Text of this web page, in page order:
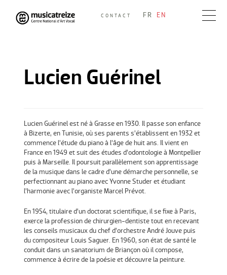
Skip
to
CONTACT FR EN
Lucien Guérinel
Lucien Guérinel est né à Grasse en 1930. Il passe son enfance
à Bizerte, en Tunisie, où ses parents s’établissent en 1932 et
commence l’étude du piano à l’âge de huit ans. Il vient en
France en 1949 et suit des études d’odontologie à Montpellier
puis à Marseille. Il poursuit parallèlement son apprentissage
de la musique dans le cadre d’une démarche personnelle, se
perfectionnant au piano avec Yvonne Studer et étudiant
l’harmonie avec l’organiste Marcel Prévot.
En 1954, titulaire d’un doctorat scientifique, il se fixe à Paris,
exerce la profession de chirurgien-dentiste tout en recevant
les conseils musicaux du chef d’orchestre André Jouve puis
du compositeur Louis Saguer. En 1960, son état de santé le
conduit dans un sanatorium de Briançon où il compose,
commence à écrire de la poésie et découvre la peinture.